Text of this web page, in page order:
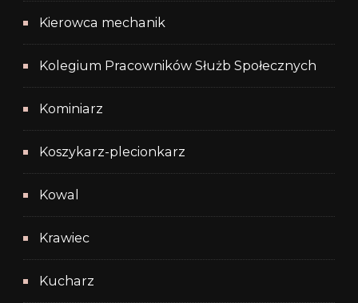
Kierowca mechanik
Kolegium Pracowników Służb Społecznych
Kominiarz
Koszykarz-plecionkarz
Kowal
Krawiec
Kucharz